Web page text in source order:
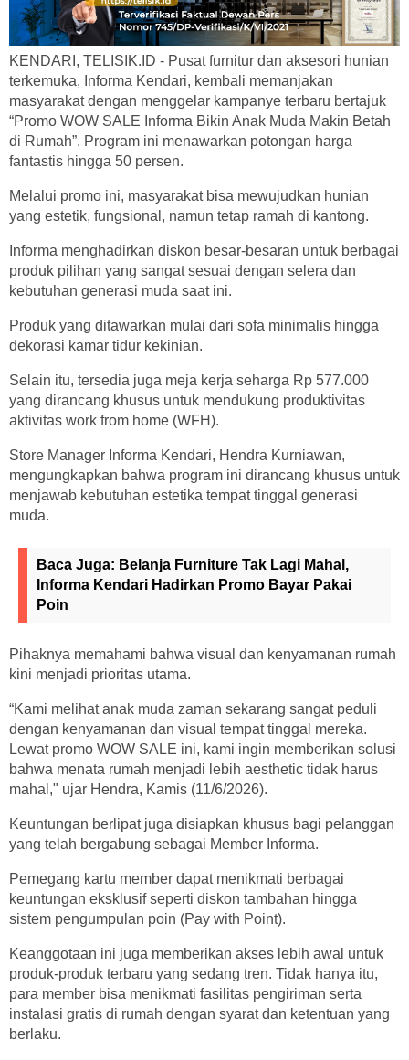
KENDARI, TELISIK.ID - Pusat furnitur dan aksesori hunian
terkemuka, Informa Kendari, kembali memanjakan
masyarakat dengan menggelar kampanye terbaru bertajuk
“Promo WOW SALE Informa Bikin Anak Muda Makin Betah
di Rumah”. Program ini menawarkan potongan harga
fantastis hingga 50 persen.
Melalui promo ini, masyarakat bisa mewujudkan hunian
yang estetik, fungsional, namun tetap ramah di kantong.
Informa menghadirkan diskon besar-besaran untuk berbagai
produk pilihan yang sangat sesuai dengan selera dan
kebutuhan generasi muda saat ini.
Produk yang ditawarkan mulai dari sofa minimalis hingga
dekorasi kamar tidur kekinian.
Selain itu, tersedia juga meja kerja seharga Rp 577.000
yang dirancang khusus untuk mendukung produktivitas
aktivitas work from home (WFH).
Store Manager Informa Kendari, Hendra Kurniawan,
mengungkapkan bahwa program ini dirancang khusus untuk
menjawab kebutuhan estetika tempat tinggal generasi
muda.
Baca Juga: Belanja Furniture Tak Lagi Mahal,
Informa Kendari Hadirkan Promo Bayar Pakai
Poin
Pihaknya memahami bahwa visual dan kenyamanan rumah
kini menjadi prioritas utama.
“Kami melihat anak muda zaman sekarang sangat peduli
dengan kenyamanan dan visual tempat tinggal mereka.
Lewat promo WOW SALE ini, kami ingin memberikan solusi
bahwa menata rumah menjadi lebih aesthetic tidak harus
mahal," ujar Hendra, Kamis (11/6/2026).
Keuntungan berlipat juga disiapkan khusus bagi pelanggan
yang telah bergabung sebagai Member Informa.
Pemegang kartu member dapat menikmati berbagai
keuntungan eksklusif seperti diskon tambahan hingga
sistem pengumpulan poin (Pay with Point).
Keanggotaan ini juga memberikan akses lebih awal untuk
produk-produk terbaru yang sedang tren. Tidak hanya itu,
para member bisa menikmati fasilitas pengiriman serta
instalasi gratis di rumah dengan syarat dan ketentuan yang
berlaku.